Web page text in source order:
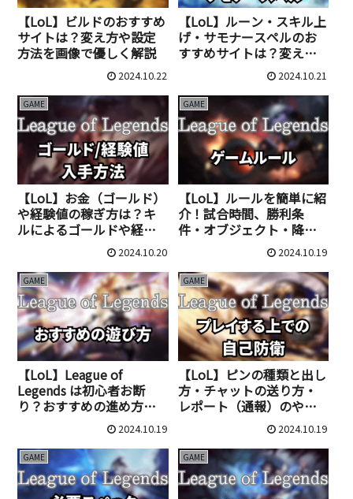
【LoL】ビルドのおすすめ
サイトは？変え方や設定
方法を画像で優しく解説
2024.10.22
【LoL】ルーン・スキル上
げ・サモナースペルのお
すすめサイトは？変え方
や設定方法を画像で優し
2024.10.21
GAME
【LoL】お金（ゴールド）
や経験値の稼ぎ方は？キ
ルによるゴールドや経験
値の仕組みも解説2024.10.20
GAME
【LoL】ルールを簡単に紹
介！試合時間、勝利条
件・オブジェクト・降参
の紹介もしています。2024.10.19
GAME
【LoL】League of
Legends は初心者お断
り？おすすめの進め方と
2024.10.19
GAME
【LoL】ピンの種類と出し
方・チャットの送り方・
レポート（通報）のやり
2024.10.19
GAME GAME